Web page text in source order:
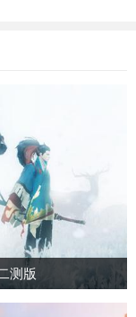
测版